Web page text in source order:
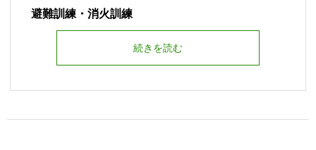
避難訓練・消火訓練
続きを読む